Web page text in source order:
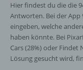
Hier findest du die die
Antworten. Bei der App
eingeben, welche
haben könnte. Bei
Cars (28%) oder Findet
Lösung gesucht wird,